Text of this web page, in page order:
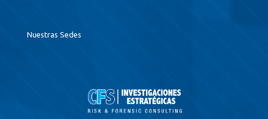
Nuestras Sedes